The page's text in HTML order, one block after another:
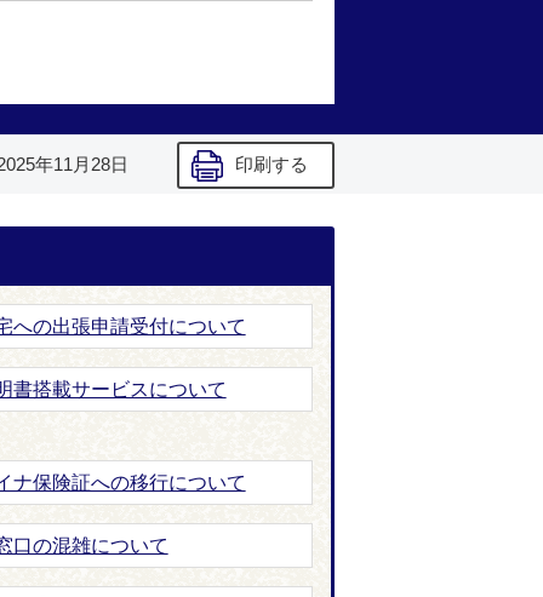
年11月28日 印刷する
への出張申請受付について
書搭載サービスについて
ナ保険証への移行について
口の混雑について